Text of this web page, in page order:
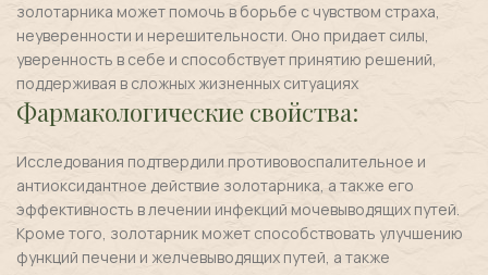
золотарника может помочь в борьбе с чувством страха,
неуверенности и нерешительности. Оно придает силы,
уверенность в себе и способствует принятию решений,
поддерживая в сложных жизненных ситуациях
Фармакологические свойства:
Исследования подтвердили противовоспалительное и
антиоксидантное действие золотарника, а также его
эффективность в лечении инфекций мочевыводящих путей.
Кроме того, золотарник может способствовать улучшению
функций печени и желчевыводящих путей, а также